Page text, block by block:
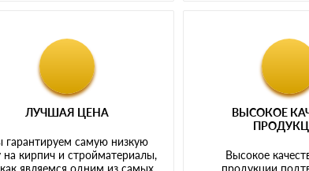
ЛУЧШАЯ ЦЕНА
самую низкую
на кирпич и стройматериалы,
являемся одним из самых
ВЫСОКОЕ
Высокое
продукции